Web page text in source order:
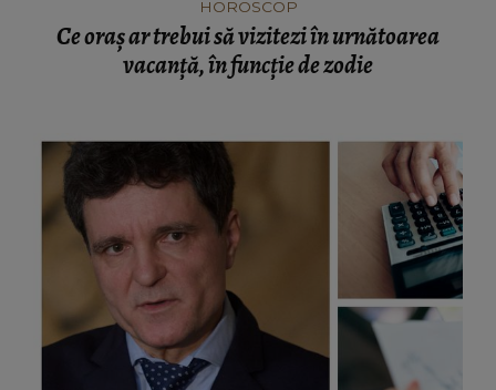
HOROSCOP
Ce oraș ar trebui să vizitezi în urnătoarea
vacanță, în funcție de zodie